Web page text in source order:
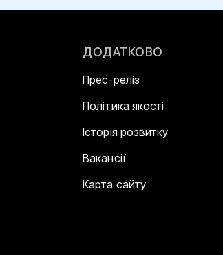
ДОДАТКОВО
Прес-реліз
Політика якості
Історія розвитку
Вакансії
Карта сайту